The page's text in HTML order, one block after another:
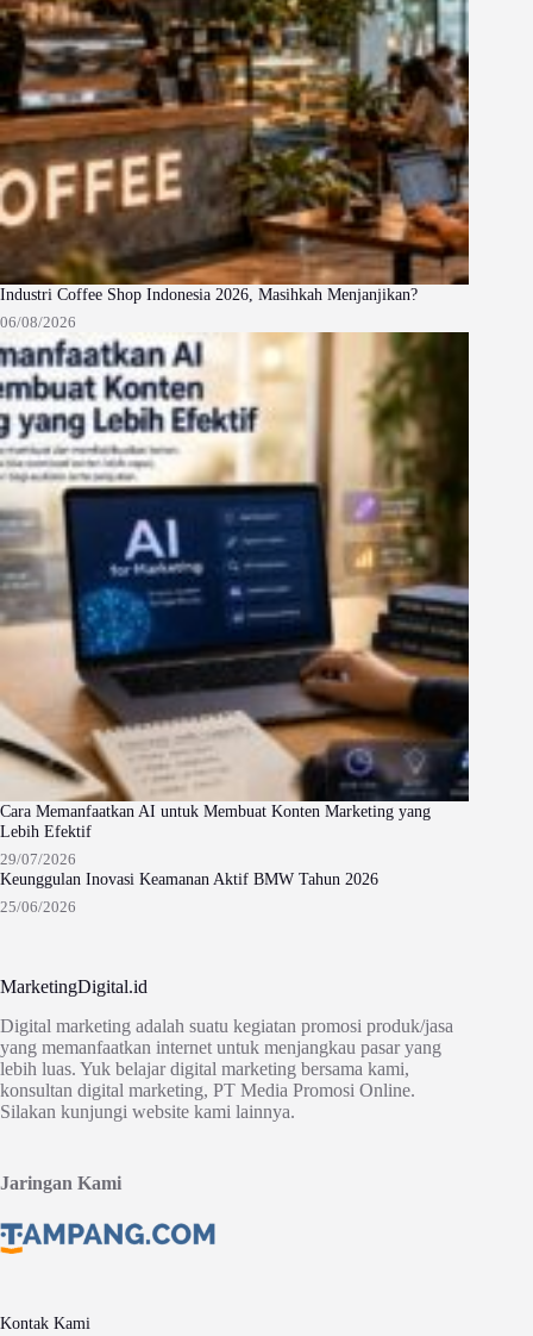
Industri Coffee Shop Indonesia 2026, Masihkah Menjanjikan?
06/08/2026
Cara Memanfaatkan AI untuk Membuat Konten Marketing yang
Lebih Efektif
29/07/2026
Keunggulan Inovasi Keamanan Aktif BMW Tahun 2026
25/06/2026
MarketingDigital.id
Digital marketing adalah suatu kegiatan promosi produk/jasa
yang memanfaatkan internet untuk menjangkau pasar yang
lebih luas. Yuk belajar digital marketing bersama kami,
konsultan digital marketing, PT Media Promosi Online.
Silakan kunjungi website kami lainnya.
Jaringan Kami
Kontak Kami